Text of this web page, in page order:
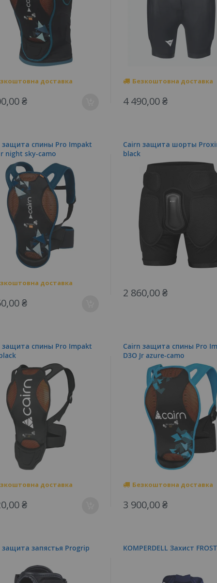
доставка
₴
Безкоштовна доставка
4 490,00 ₴
защита спины Pro Impakt
night sky-camo
доставка
₴
Cairn защита шорты
black
2 860,00 ₴
защита спины Pro Impakt
доставка
₴
Cairn защита спины Pro
D3O Jr azure-camo
Безкоштовна доставка
3 900,00 ₴
защита запястья Progrip KOMPERDELL Захист